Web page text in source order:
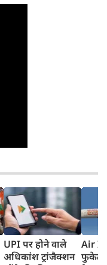
UPI पर होने वाले
अधिकांश ट्रांजैक्शन
Air
फुकेट-